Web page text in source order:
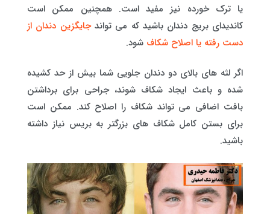
یا ترک خورده نیز مفید است. همچنین ممکن است
کاندیدای بریج دندان باشید که می تواندجایگزین دندان از
دست رفته یا اصلاح شکاف شود.
اگر لثه های بالای دو دندان جلویی شما بیش از حد کشیده
شده و باعث ایجاد شکاف شوند، جراحی برای برداشتن
بافت اضافی می تواند شکاف را اصلاح کند. ممکن است
برای بستن کامل شکاف های بزرگتر به بریس نیاز داشته
باشید.